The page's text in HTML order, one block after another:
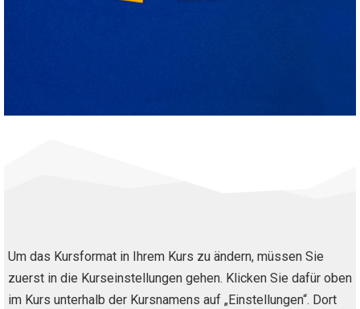
Um das Kursformat in Ihrem Kurs zu ändern, müssen Sie
zuerst in die Kurseinstellungen gehen. Klicken Sie dafür oben
im Kurs unterhalb der Kursnamens auf „Einstellungen“. Dort